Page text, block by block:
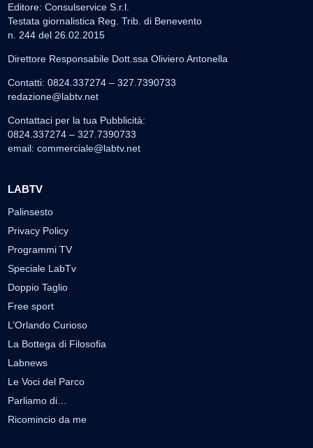
Editore: Consulservice S.r.l.
Testata giornalistica Reg. Trib. di Benevento
n. 244 del 26.02.2015
Direttore Responsabile Dott.ssa Oliviero Antonella
Contatti: 0824.337274 – 327.7390733
redazione@labtv.net
Contattaci per la tua Pubblicità:
0824.337274 – 327.7390733
email: commerciale@labtv.net
LABTV
Palinsesto
Privacy Policy
Programmi TV
Speciale LabTv
Doppio Taglio
Free sport
L’Orlando Curioso
La Bottega di Filosofia
Labnews
Le Voci del Parco
Parliamo di…
Ricomincio da me